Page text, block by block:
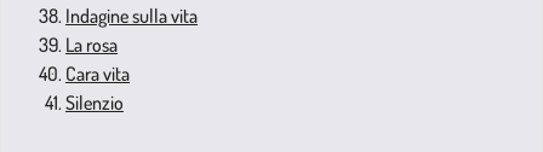
Indagine sulla vita
La rosa
Cara vita
Silenzio